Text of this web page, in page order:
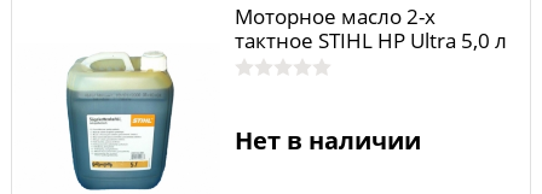
Моторное масло 2-х
тактное STIHL HP Ultra 5,0 л
Нет в наличии